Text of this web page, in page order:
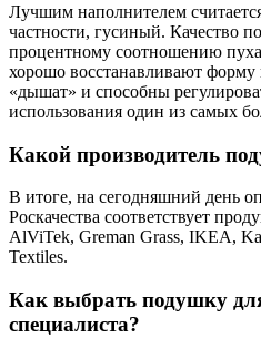
Лучшим наполнителем
частности, гусиный. Качество
процентному соотношению
хорошо восстанавливают форму
«дышат» и способны
использования один из самых
Какой производитель
В итоге, на сегодняшний день
Роскачества соответствует
AlViTek, Greman Grass, IKEA,
Textiles.
Как выбрать подушку
специалиста?